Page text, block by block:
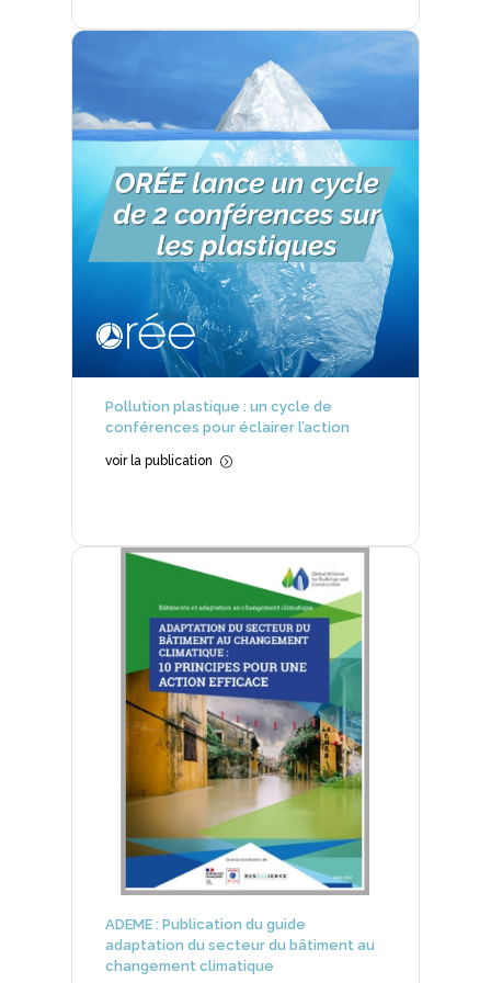
Pollution plastique : un cycle de
conférences pour éclairer l’action
voir la publication =
ADEME : Publication du guide
adaptation du secteur du bâtiment au
changement climatique